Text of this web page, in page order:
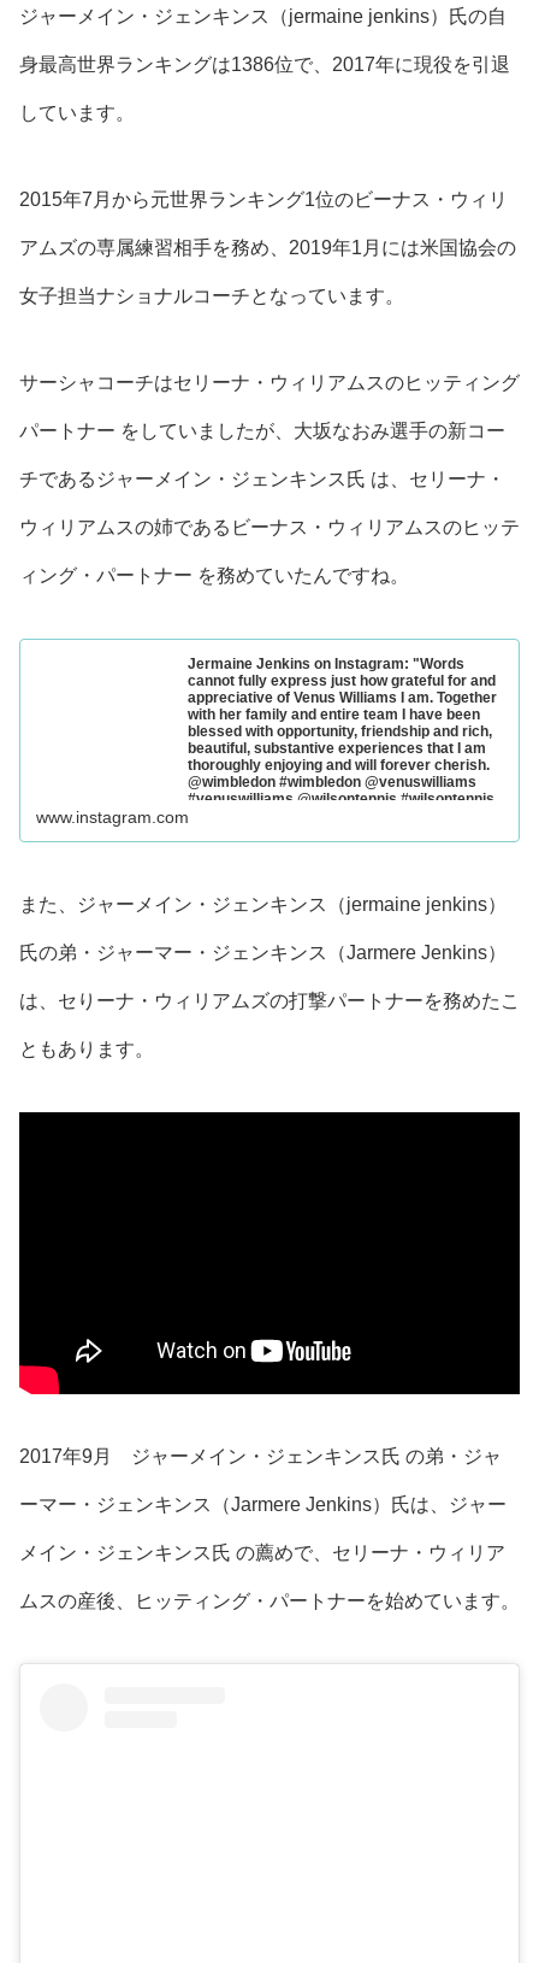
ジャーメイン・ジェンキンス（jermaine jenkins）氏の自
身最高世界ランキングは1386位で、2017年に現役を引退
しています。
2015年7月から元世界ランキング1位のビーナス・ウィリ
アムズの専属練習相手を務め 2019年1月には米国協会の
女子担当ナショナルコーチとなっています。
サーシャコーチはセリーナ・ウィリアムスのヒッティング
パートナー をしていましたが、大坂なおみ選手の新コー
チであるジャーメイン・ジェンキンス氏 は、セリーナ・
ウィリアムスの姉であるビーナス・ウィリアムスのヒッテ
ィング・パートナー を務めていたんですね。
Jermaine Jenkins on Instagram: "Words
cannot fully express just how grateful for and
appreciative of Venus Williams I am. Together
with her family and entire team I have been
blessed with opportunity, friendship and rich,
beautiful, substantive experiences that I am
thoroughly enjoying and will forever cherish.
@wimbledon #wimbledon @venuswilliams
#venuswilliams @wilsontennis #wilsontennis
#jermainejenkins @complex @theshaderoom
@balleralert #travel #photography #success
1,173 likes, 33 comments - jarmaij on October 21, 2018:
"Words cannot fully express just how grateful for and
www.instagram.com
また、ジャーメイン・ジェンキンス（jermaine jenkins）
氏の弟・ジャーマー・ジェンキンス（Jarmere Jenkins）
は、 セりーナ・ウィリアムズの打撃パートナーを務めたこ
ともあります。
2017年9月 ジャーメイン・ジェンキンス氏 の弟・ジャ
ーマー・ジェンキンス（Jarmere Jenkins）氏は、ジャー
メイン・ジェンキンス氏 の薦めで、セリーナ・ウィリア
ムスの産後、ヒッティング・パートナーを始めています。